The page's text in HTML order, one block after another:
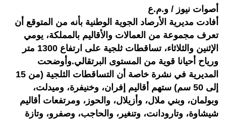
أصوات نيوز / و.م.ع
أفادت مديرية الأرصاد الجوية الوطنية بأنه من المتوقع أن
تعرف مجموعة من العمالات والأقاليم بالمملكة، يومي
الإثنين والثلاثاء، تساقطات ثلجية على ارتفاع 1300 متر
ورياح أحيانا قوية من المستوى البرتقالي.وأوضحت
المديرية في نشرة خاصة أن التساقطات الثلجية (من 15
إلى 50 سم) ستهم أقاليم إفران، وخنيفرة، وميدلت،
وبولمان، وبني ملال، وأزيلال، والحوز، ومرتفعات أقاليم
شيشاوة، وتارودانت، وتنغير، والحاجب، وصفرو، وتازة